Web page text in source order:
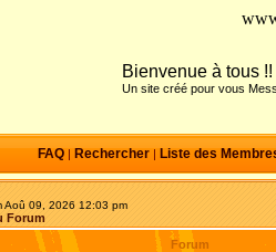
Bienvenue à tous !!
Un site créé pour vous
FAQ| Rechercher| Liste des
Aoû 09, 2026 12:03 pm
Forum
Forum